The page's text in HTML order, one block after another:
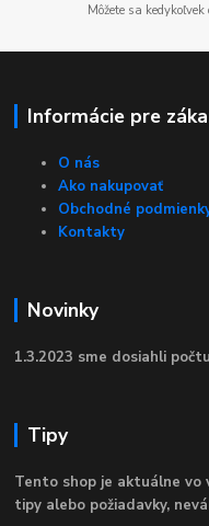
Môžete sa
Informácie pre
O nás
Ako nakupovať
Obchodné
Kontakty
Novinky
1.3.2023 sme dosiahli
Tipy
Tento shop je aktuálne vo
tipy alebo požiadavky,